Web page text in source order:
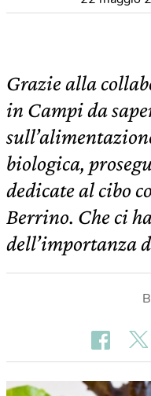
Grazie alla
in Campi da
biologica,
dedicate al cibo
Berrino. Che ci
dell’importanza